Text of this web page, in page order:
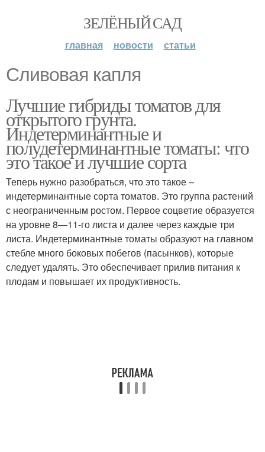
ЗЕЛЁНЫЙ САД
главная новости статьи
Сливовая капля
Лучшие гибриды томатов для
открытого грунта.
Индетерминантные и
полудетерминантные томаты: что
это такое и лучшие сорта
Теперь нужно разобраться, что это такое –
индетерминантные сорта томатов. Это группа растений
с неограниченным ростом. Первое соцветие образуется
на уровне 8—11-го листа и далее через каждые три
листа. Индетерминантные томаты образуют на главном
стебле много боковых побегов (пасынков), которые
следует удалять. Это обеспечивает прилив питания к
плодам и повышает их продуктивность.